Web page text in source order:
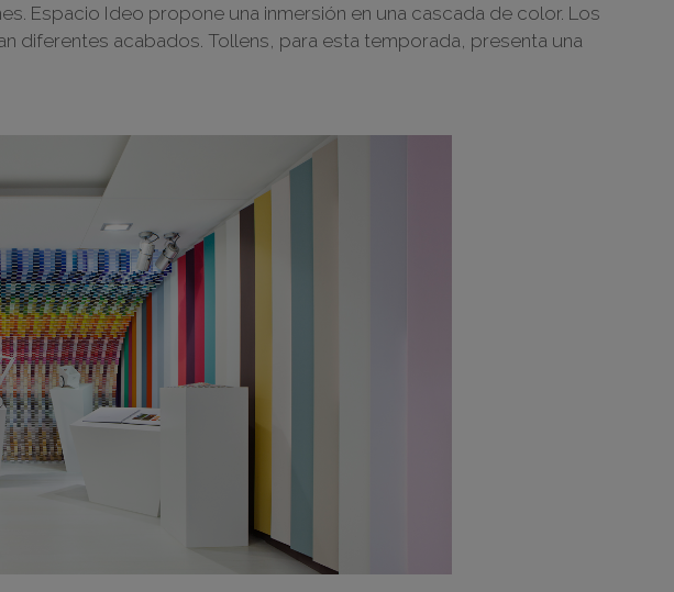
Espacio Ideo propone una inmersión en una cascada de color. Los
diferentes acabados. Tollens, para esta temporada, presenta una